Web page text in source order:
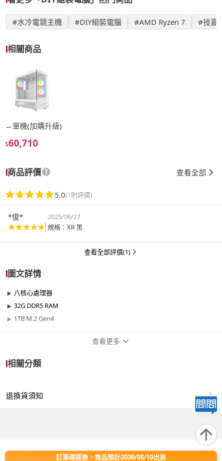
#水冷電競主機 #DIY組裝電腦 #AMD Ryzen 7 #技嘉
相關商品
→單機(加購升級)
$60,710
商品評價 查看全部
5.0(1則評價)
*俊*
2025/06/27
規格：XR 黑
查看全部評價(1)
圖文詳情
八核心處理器
32G DDR5 RAM
1TB M.2 Gen4
效能
查看更多
相關分類
退換貨須知
訂單確認後，商品預計2026/08/10出貨